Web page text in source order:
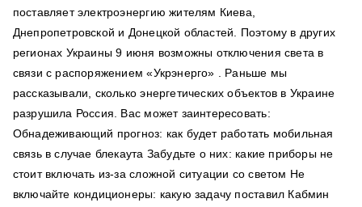
поставляет электроэнергию жителям Киева,
Днепропетровской и Донецкой областей. Поэтому в других
регионах Украины 9 июня возможны отключения света в
связи с распоряжением «Укрэнерго» . Раньше мы
рассказывали, сколько энергетических объектов в Украине
разрушила Россия. Вас может заинтересовать:
Обнадеживающий прогноз: как будет работать мобильная
связь в случае блекаута Забудьте о них: какие приборы не
стоит включать из-за сложной ситуации со светом Не
включайте кондиционеры: какую задачу поставил Кабмин